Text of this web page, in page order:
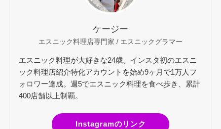
ケージー
エスニック料理店専門家 / エスニックグラマー
エスニック料理が大好きな24歳。インスタ初のエスニ
ック料理店紹介特化アカウントを始め9ヶ月で1万人フ
ォロワー達成。週5でエスニック料理を食べ歩き、累計
400店舗以上制覇。
Instagramのリンク